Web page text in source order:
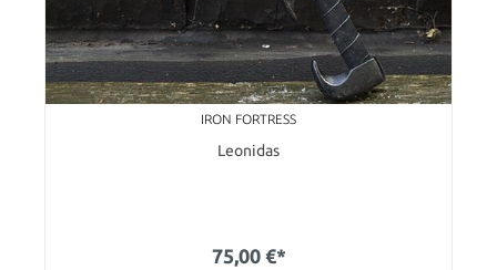
IRON FORTRESS
Leonidas
75,00 €*